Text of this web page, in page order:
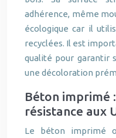
adhérence, même
écologique car il
recyclées. Il est
qualité pour garantir
une décoloration
Béton imprimé
résistance aux
Le béton imprimé